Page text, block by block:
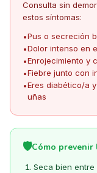
Consulta sin
estos síntomas:
•Pus o secreción
•Dolor intenso en
•Enrojecimiento y
•Fiebre junto con
•Eres diabético/a
uñas
🛡️Cómo
Seca bien